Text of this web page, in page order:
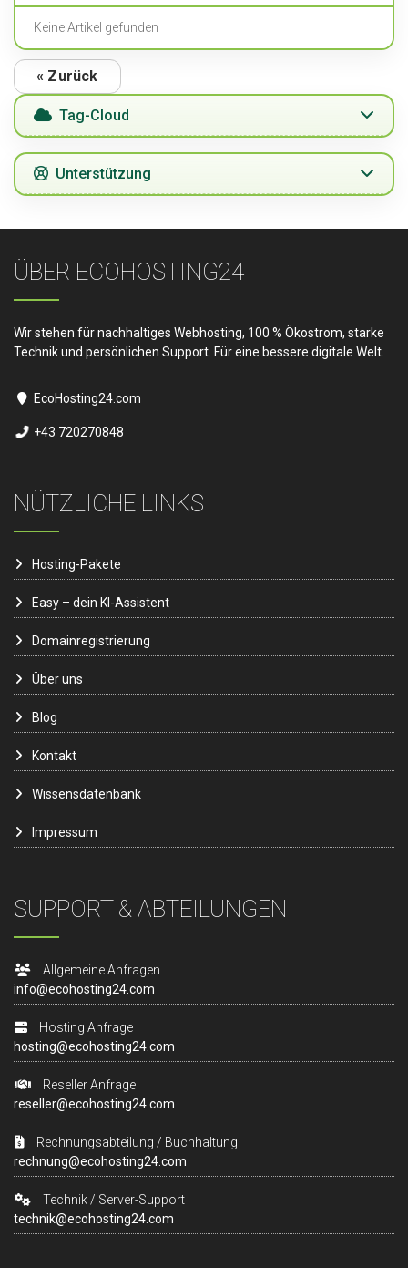
Keine Artikel gefunden
« Zurück
Tag-Cloud
Unterstützung
ÜBER ECOHOSTING24
Wir stehen für nachhaltiges Webhosting, 100 % Ökostrom, starke
Technik und persönlichen Support. Für eine bessere digitale Welt.
EcoHosting24.com
+43 720270848
NÜTZLICHE LINKS
Hosting-Pakete
Easy – dein KI-Assistent
Domainregistrierung
Über uns
Blog
Kontakt
Wissensdatenbank
Impressum
SUPPORT & ABTEILUNGEN
Allgemeine Anfragen
info@ecohosting24.com
Hosting Anfrage
hosting@ecohosting24.com
Reseller Anfrage
reseller@ecohosting24.com
Rechnungsabteilung / Buchhaltung
rechnung@ecohosting24.com
Technik / Server-Support
technik@ecohosting24.com